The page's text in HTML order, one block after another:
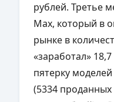
рублей. Третье
Max, который в
рынке в
«заработал»
пятерку
(5334 проданных